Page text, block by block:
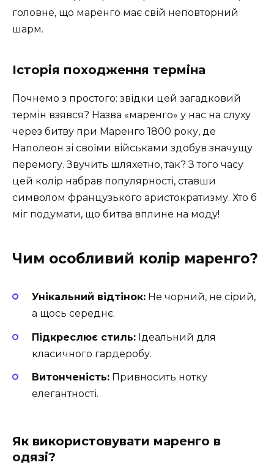
головне, що маренго має свій неповторний
шарм.
Історія походження терміна
Почнемо з простого: звідки цей загадковий
термін взявся? Назва «маренго» у нас на слуху
через битву при Маренго 1800 року, де
Наполеон зі своїми військами здобув значущу
перемогу. Звучить шляхетно, так? З того часу
цей колір набрав популярності, ставши
символом французького аристократизму. Хто б
міг подумати, що битва вплине на моду!
Чим особливий колір маренго?
Унікальний відтінок: Не чорний, не сірий,
а щось середнє.
Підкреслює стиль: Ідеальний для
класичного гардеробу.
Витонченість: Привносить нотку
елегантності.
Як використовувати маренго в
одязі?